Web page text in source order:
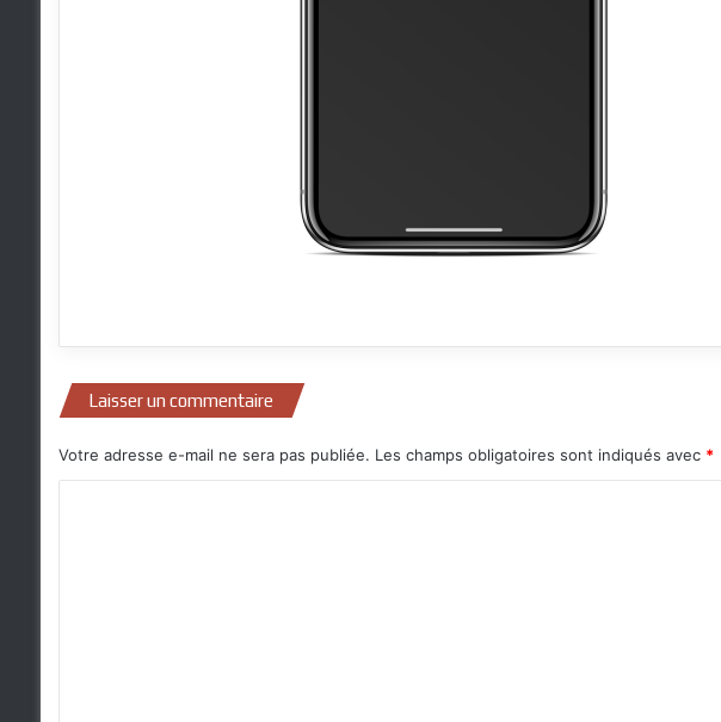
Laisser un commentaire
Votre adresse e-mail ne sera pas publiée. Les champs obligatoires sont indiqués avec *